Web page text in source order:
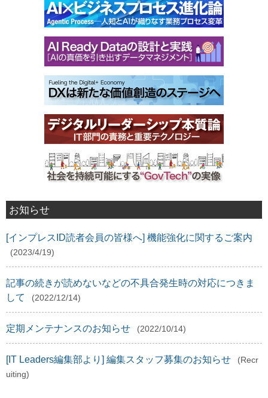
お知らせ
[インプレスID読者会員の皆様へ] 機能強化に関するご案内
(2023/4/19)
記事の続きが読めないなどの不具合発生時の対応につきま
して
(2022/12/14)
定期メンテナンスのお知らせ (2022/10/14)
[IT Leaders編集部より] 編集スタッフ募集のお知らせ
(Recr
uiting)